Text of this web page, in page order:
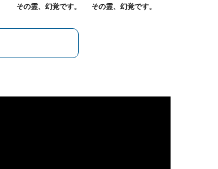
その霊、幻覚です。 その霊、幻覚です。